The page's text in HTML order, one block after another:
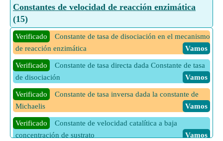
Verificado
Constante de Van der Waals dada la temperatura
de inversión
Verificado
Constante de Van der Waals dada la temperatura
de inversión y la constante de Boltzmann
Vamos
Verificado
Temperatura de Boyle dadas las constantes de
Vander Waal
Vamos
11 Más calculadoras de Constante de Van der Waals Vamos
Constantes de velocidad de reacción enzimática
(15)
Verificado
Constante de tasa de disociación en el mecanismo
de reacción enzimática
Vamos
Verificado
Constante de tasa directa dada Constante de tasa
de disociación
Vamos
Verificado
Constante de tasa inversa dada la constante de
Michaelis
Vamos
Verificado
Constante de velocidad catalítica a baja
concentración de sustrato
Vamos